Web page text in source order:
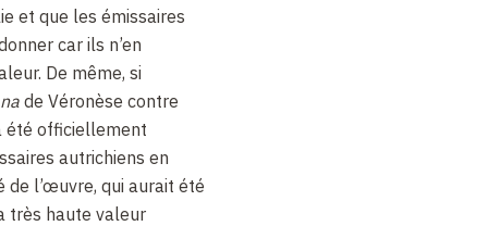
et que les émissaires
car ils n’en
De même, si
de Véronèse contre
été officiellement
autrichiens en
de l’œuvre, qui aurait été
très haute valeur